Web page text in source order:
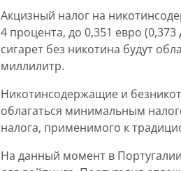
Акцизный налог на
4 процента, до 0,351 евро
сигарет без никотина будут
миллилитр.
Никотинсодержащие и
облагаться минимальным
налога, применимого к
На данный момент в